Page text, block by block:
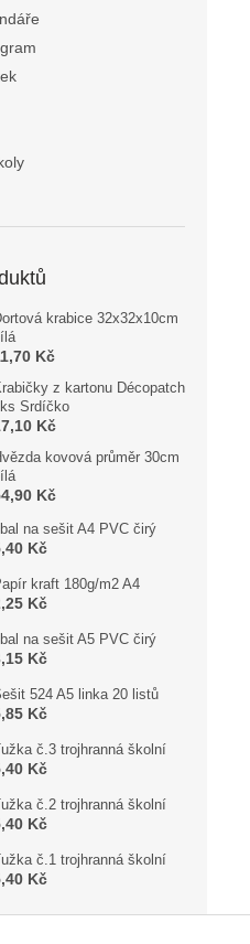
krabice 32x32x10cm
Kč
z kartonu Décopatch
Srdíčko
Kč
kovová průměr 30cm
Kč
na sešit A4 PVC čirý
Kč
kraft 180g/m2 A4
Kč
na sešit A5 PVC čirý
Kč
524 A5 linka 20 listů
Kč
č.3 trojhranná školní
Kč
č.2 trojhranná školní
Kč
č.1 trojhranná školní
Kč